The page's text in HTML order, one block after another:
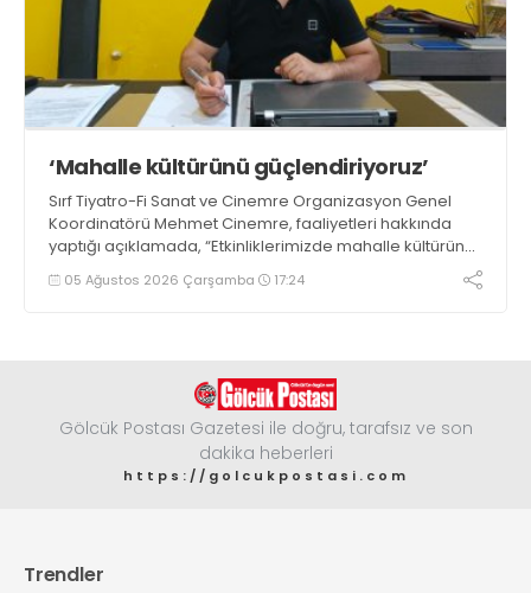
‘Mahalle kültürünü güçlendiriyoruz’
Sırf Tiyatro-Fi Sanat ve Cinemre Organizasyon Genel
Koordinatörü Mehmet Cinemre, faaliyetleri hakkında
yaptığı açıklamada, “Etkinliklerimizde mahalle kültürünü
ve birlik beraberlik duygusunu güçlendirmeyi
hedefliyoruz” dedi
05 Ağustos 2026 Çarşamba 17:24
Gölcük Postası Gazetesi ile doğru, tarafsız ve son
dakika heberleri
https://golcukpostasi.com
Trendler